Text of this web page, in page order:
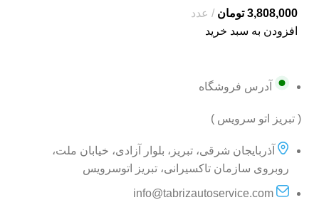
3,808,000 تومان
عدد
افزودن به سبد خرید
آدرس فروشگاه
( تبریز اتو سرویس )
آذربایجان شرقی، تبریز، بلوار آزادی، خیابان ملت،
روبروی سازمان تاکسیرانی، تبریز اتوسرویس
info@tabrizautoservice.com